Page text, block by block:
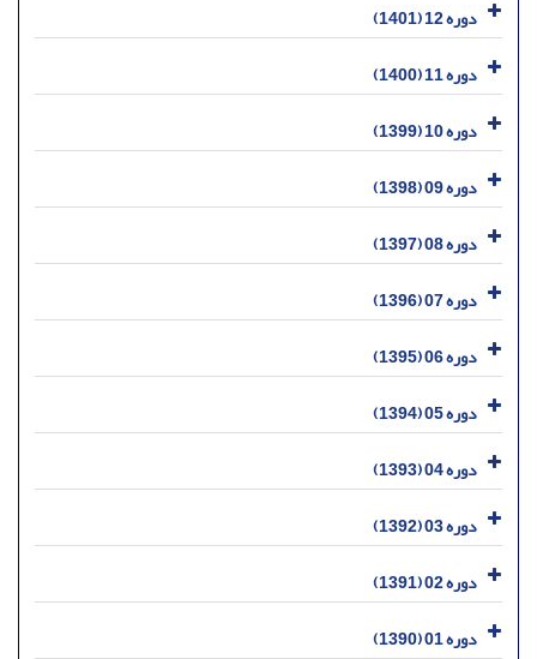
دوره 12 (1401)
دوره 11 (1400)
دوره 10 (1399)
دوره 09 (1398)
دوره 08 (1397)
دوره 07 (1396)
دوره 06 (1395)
دوره 05 (1394)
دوره 04 (1393)
دوره 03 (1392)
دوره 02 (1391)
دوره 01 (1390)